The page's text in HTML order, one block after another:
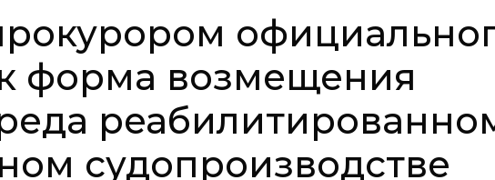
форма возмещения
судопроизводстве